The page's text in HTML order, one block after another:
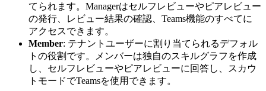
てられます。Managerはセルフレビューやピアレビュー
の発行、レビュー結果の確認、Teams機能のすべてに
アクセスできます。
Member: テナントユーザーに割り当てられるデフォル
トの役割です。メンバーは独自のスキルグラフを作成
し、セルフレビューやピアレビューに回答し、スカウ
トモードでTeamsを使用できます。